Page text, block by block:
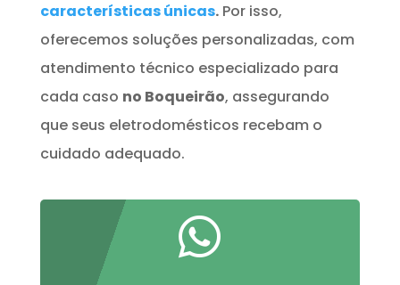
características únicas.Por isso,
oferecemos soluções personalizadas, com
atendimento técnico especializado para
cada caso no Boqueirão, assegurando
que seus eletrodomésticos recebam o
cuidado adequado.
